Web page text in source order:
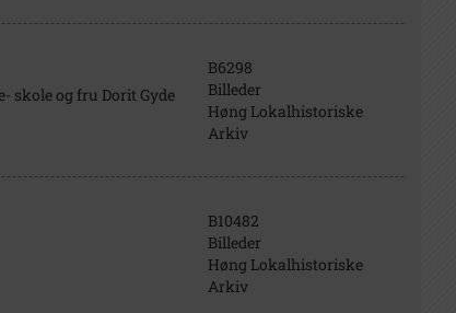
skole og fru Dorit Gyde
B6298
Billeder
Høng Lokalhistoriske
Arkiv
B10482
Billeder
Høng Lokalhistoriske
Arkiv